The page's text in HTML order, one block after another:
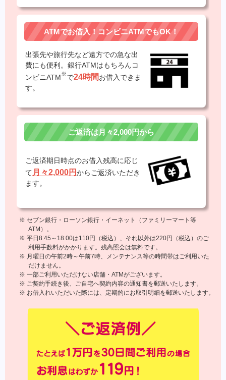
ATMでお借入！コンビニATMでもOK！
出張先や旅行先など遠方での急な出
費にも便利。銀行ATMはもちろんコ
ンビニATM※で24時間お借入できま
す。
ご返済は月々2,000円から
ご返済期日時点のお借入残高に応じ
て 月々2,000円からご返済いただき
ます。
※ セブン銀行・ローソン銀行・イーネット（ファミリーマート等
ATM）。
※ 平日8:45～18:00は110円（税込）、それ以外は220円（税込）のご
利用手数料がかかります。残高照会は無料です。
※ 月曜日の午前2時～午前7時、メンテナンス等の時間帯はご利用いた
だけません。
※ 一部ご利用いただけない店舗・ATMがございます。
※ ご契約手続き後、ご自宅へ契約内容の通知書を郵送いたします。
※ お借入れいただいた際には、定期的にお取引明細を郵送いたします。